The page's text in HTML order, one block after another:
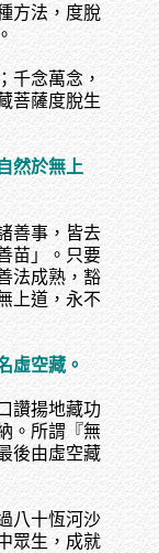
方法，度脫
千念萬念，
菩薩度脫生
然於無上
善事，皆去
苗」。只要
法成熟，豁
上道，永不
虛空藏。
讚揚地藏功
。所謂『無
後由虛空藏
八十恆河沙
眾生，成就